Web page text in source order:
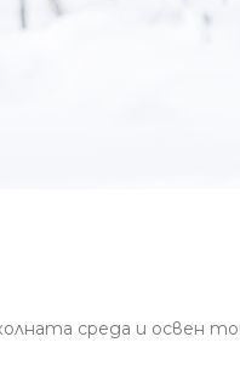
среда и освен